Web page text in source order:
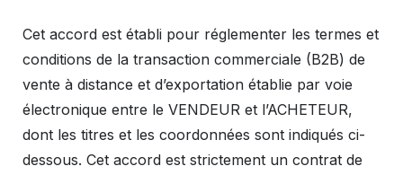
Cet accord est établi pour réglementer les termes et
conditions de la transaction commerciale (B2B) de
vente à distance et d’exportation établie par voie
électronique entre le VENDEUR et l’ACHETEUR,
dont les titres et les coordonnées sont indiqués ci-
dessous. Cet accord est strictement un contrat de